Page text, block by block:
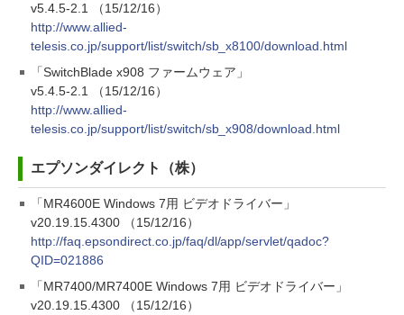
v5.4.5-2.1 （15/12/16）
http://www.allied-
telesis.co.jp/support/list/switch/sb_x8100/download.html
「SwitchBlade x908 ファームウェア」
v5.4.5-2.1 （15/12/16）
http://www.allied-
telesis.co.jp/support/list/switch/sb_x908/download.html
エプソンダイレクト（株）
「MR4600E Windows 7用 ビデオドライバー」
v20.19.15.4300 （15/12/16）
http://faq.epsondirect.co.jp/faq/dl/app/servlet/qadoc?
QID=021886
「MR7400/MR7400E Windows 7用 ビデオドライバー」
v20.19.15.4300 （15/12/16）